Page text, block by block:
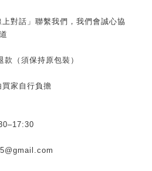
對話」聯繫我們，我們會誠心協
（須保持原包裝）
家自行負擔